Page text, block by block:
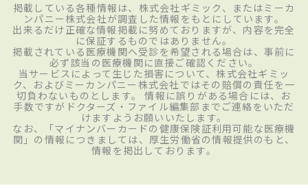
掲載している各種情報は、株式会社ギミック、またはミーカ
ンパニー株式会社が調査した情報をもとにしています。
出来るだけ正確な情報掲載に努めておりますが、内容を完全
に保証するものではありません。
掲載されている医療機関へ受診を希望される場合は、事前に
必ず該当の医療機関に直接ご確認ください。
当サービスによって生じた損害について、株式会社ギミッ
ク、およびミーカンパニー株式会社ではその賠償の責任を一
切負わないものとします。 情報に誤りがある場合には、お
手数ですがドクターズ・ファイル編集部までご連絡をいただ
けますようお願いいたします。
なお、「マイナンバーカードの健康保険証利用可能な医療機
関」の情報につきましては、厚生労働省の情報提供のもと、
情報を掲出しております。